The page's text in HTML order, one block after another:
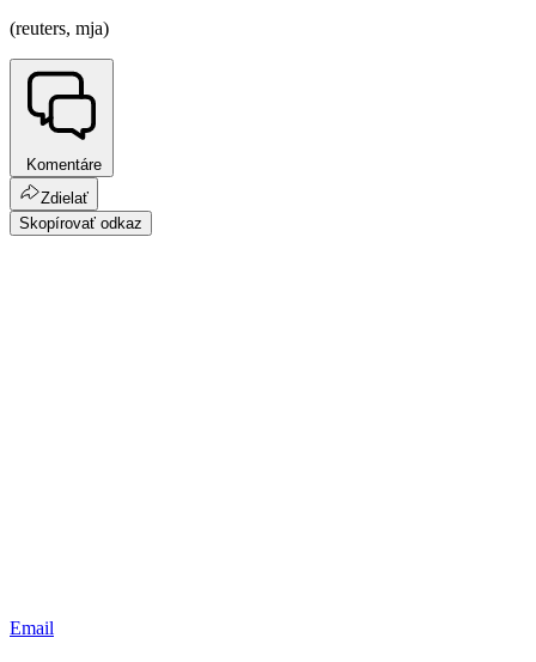
(reuters, mja)
Komentáre
Zdielať
Skopírovať odkaz
Email